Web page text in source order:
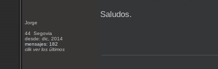
Jorge
44 Segovia
desde: dic, 2014
mensajes: 182
clik ver los últimos
Saludos.